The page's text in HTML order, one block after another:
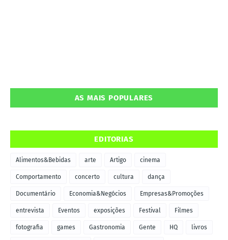
AS MAIS POPULARES
EDITORIAS
Alimentos&Bebidas arte Artigo cinema
Comportamento concerto cultura dança
Documentário Economia&Negócios Empresas&Promoções
entrevista Eventos exposições Festival Filmes
fotografia games Gastronomia Gente HQ livros